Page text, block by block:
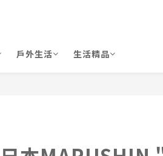
戶外生活 生活精品